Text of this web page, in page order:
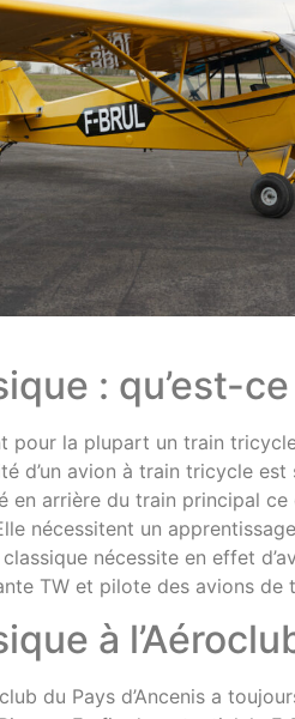
: qu’est-ce
pour la plupart un train
d’un avion à train tricycle
en arrière du train principal
nécessitent un
nécessite en effet
TW et pilote des avions de
à
du Pays d’Ancenis a